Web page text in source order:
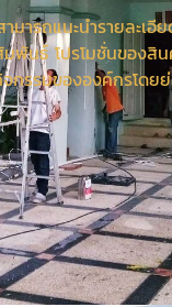
มารถแนะนำรายละเอี
มพันธ์ โปรโมชั่นของสิ
กรรมขององค์กรโดย